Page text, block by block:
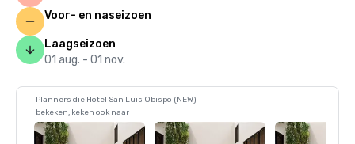
Voor- en naseizoen
Laagseizoen
01 aug. - 01 nov.
Planners die Hotel San Luis Obispo (NEW)
bekeken, keken ook naar